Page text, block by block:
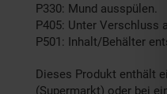
P330: Mund ausspülen.
P405: Unter Verschluss
P501: Inhalt/Behälter
Dieses Produkt enthält
(Supermarkt) oder bei